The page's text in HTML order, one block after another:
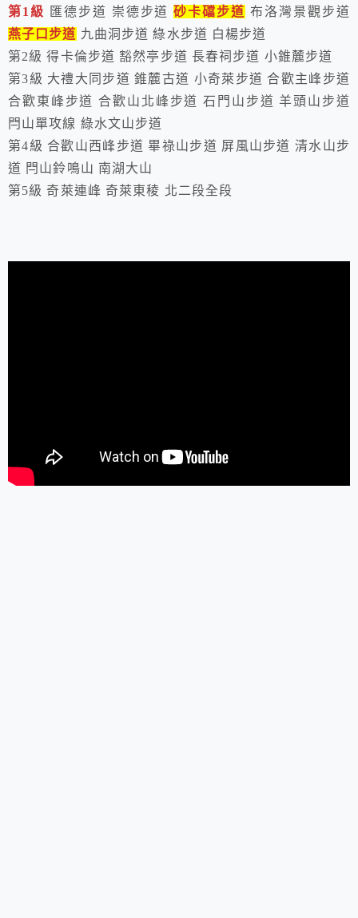
第1級
匯德步道 崇德步道砂卡礑步道 布洛灣景觀步道
燕子口步道 九曲洞步道 綠水步道 白楊步道
第2級 得卡倫步道 豁然亭步道 長春祠步道 小錐麓步道
第3級 大禮大同步道 錐麓古道 小奇萊步道 合歡主峰步道
合歡東峰步道 合歡山北峰步道 石門山步道 羊頭山步道
閂山單攻線 綠水文山步道
第4級 合歡山西峰步道 畢祿山步道 屏風山步道 清水山步
道 閂山鈴鳴山 南湖大山
第5級 奇萊連峰 奇萊東稜 北二段全段